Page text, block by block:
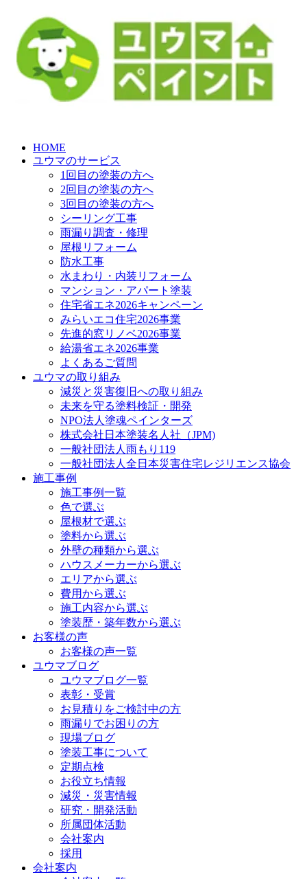
HOME
ユウマのサービス
1回目の塗装の方へ
2回目の塗装の方へ
3回目の塗装の方へ
シーリング工事
雨漏り調査・修理
屋根リフォーム
防水工事
水まわり・内装リフォーム
マンション・アパート塗装
住宅省エネ2026キャンペーン
みらいエコ住宅2026事業
先進的窓リノベ2026事業
給湯省エネ2026事業
よくあるご質問
ユウマの取り組み
減災と災害復旧への取り組み
未来を守る塗料検証・開発
NPO法人塗魂ペインターズ
株式会社日本塗装名人社（JPM)
一般社団法人雨もり119
一般社団法人全日本災害住宅レジリエンス協会
施工事例
施工事例一覧
色で選ぶ
屋根材で選ぶ
塗料から選ぶ
外壁の種類から選ぶ
ハウスメーカーから選ぶ
エリアから選ぶ
費用から選ぶ
施工内容から選ぶ
塗装歴・築年数から選ぶ
お客様の声
お客様の声一覧
ユウマブログ
ユウマブログ一覧
表彰・受賞
お見積りをご検討中の方
雨漏りでお困りの方
現場ブログ
塗装工事について
定期点検
お役立ち情報
減災・災害情報
研究・開発活動
所属団体活動
会社案内
採用
会社案内